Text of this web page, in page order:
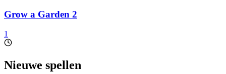
Grow a Garden 2
1
Nieuwe spellen